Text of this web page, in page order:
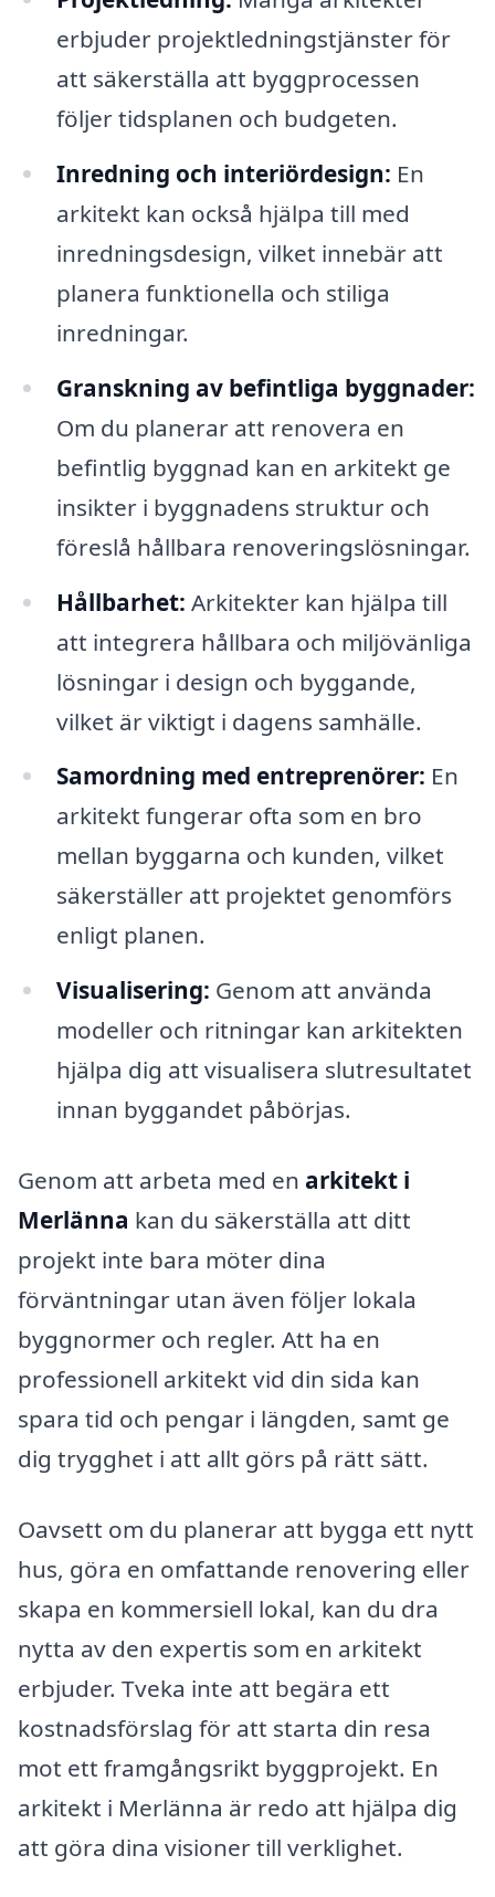
erbjuder projektledningstjänster för
att säkerställa att byggprocessen
följer tidsplanen och budgeten.
Inredning och interiördesign: En
arkitekt kan också hjälpa till med
inredningsdesign, vilket innebär att
planera funktionella och stiliga
inredningar.
Granskning av befintliga byggnader:
Om du planerar att renovera en
befintlig byggnad kan en arkitekt ge
insikter i byggnadens struktur och
föreslå hållbara renoveringslösningar.
Hållbarhet: Arkitekter kan hjälpa till
att integrera hållbara och miljövänliga
lösningar i design och byggande,
vilket är viktigt i dagens samhälle.
Samordning med entreprenörer: En
arkitekt fungerar ofta som en bro
mellan byggarna och kunden, vilket
säkerställer att projektet genomförs
enligt planen.
Visualisering: Genom att använda
modeller och ritningar kan arkitekten
hjälpa dig att visualisera slutresultatet
innan byggandet påbörjas.
Genom att arbeta med en arkitekt i
Merlänna kan du säkerställa att ditt
projekt inte bara möter dina
förväntningar utan även följer lokala
byggnormer och regler. Att ha en
professionell arkitekt vid din sida kan
spara tid och pengar i längden, samt ge
dig trygghet i att allt görs på rätt sätt.
Oavsett om du planerar att bygga ett nytt
hus, göra en omfattande renovering eller
skapa en kommersiell lokal, kan du dra
nytta av den expertis som en arkitekt
erbjuder. Tveka inte att begära ett
kostnadsförslag för att starta din resa
mot ett framgångsrikt byggprojekt. En
arkitekt i Merlänna är redo att hjälpa dig
att göra dina visioner till verklighet.